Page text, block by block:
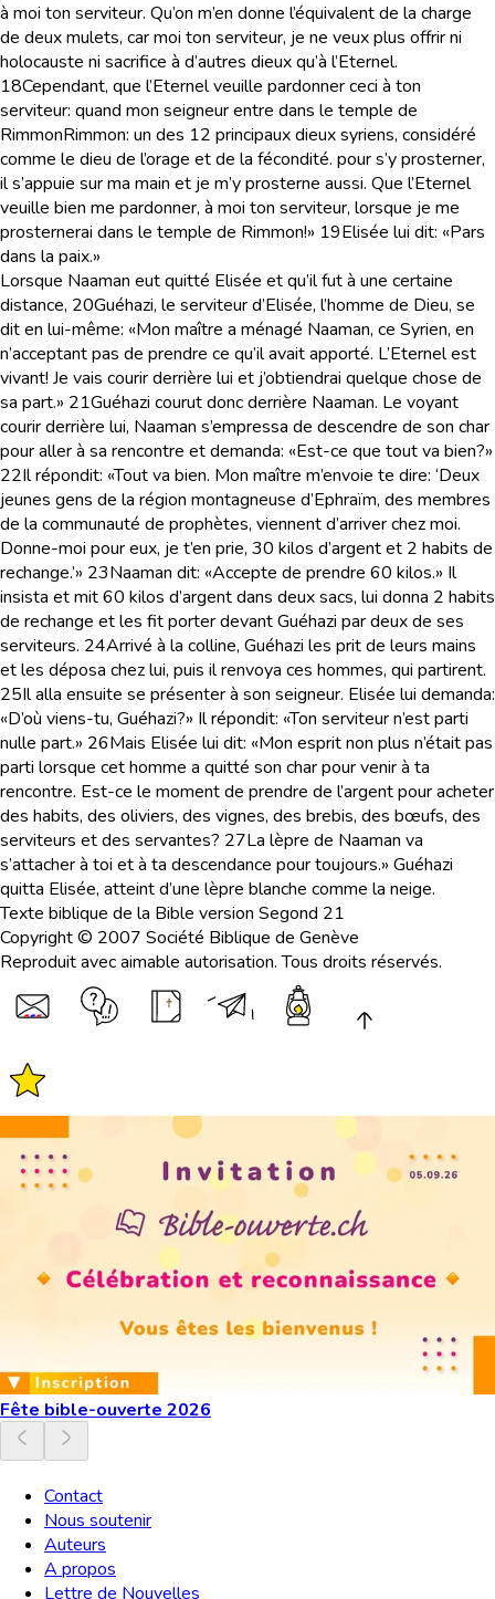
à moi ton serviteur. Qu’on m’en donne l’équivalent de la charge
de deux mulets, car moi ton serviteur, je ne veux plus offrir ni
holocauste ni sacrifice à d’autres dieux qu’à l’Eternel.
18Cependant, que l’Eternel veuille pardonner ceci à ton
serviteur: quand mon seigneur entre dans le temple de
RimmonRimmon: un des 12 principaux dieux syriens, considéré
comme le dieu de l’orage et de la fécondité. pour s’y prosterner,
il s’appuie sur ma main et je m’y prosterne aussi. Que l’Eternel
veuille bien me pardonner, à moi ton serviteur, lorsque je me
prosternerai dans le temple de Rimmon!» 19Elisée lui dit: «Pars
dans la paix.»
Lorsque Naaman eut quitté Elisée et qu’il fut à une certaine
distance, 20Guéhazi, le serviteur d’Elisée, l’homme de Dieu, se
dit en lui-même: «Mon maître a ménagé Naaman, ce Syrien, en
n’acceptant pas de prendre ce qu’il avait apporté. L’Eternel est
vivant! Je vais courir derrière lui et j’obtiendrai quelque chose de
sa part.» 21Guéhazi courut donc derrière Naaman. Le voyant
courir derrière lui, Naaman s’empressa de descendre de son char
pour aller à sa rencontre et demanda: «Est-ce que tout va bien?»
22Il répondit: «Tout va bien. Mon maître m’envoie te dire: ‘Deux
jeunes gens de la région montagneuse d’Ephraïm, des membres
de la communauté de prophètes, viennent d’arriver chez moi.
Donne-moi pour eux, je t’en prie, 30 kilos d’argent et 2 habits de
rechange.’» 23Naaman dit: «Accepte de prendre 60 kilos.» Il
insista et mit 60 kilos d’argent dans deux sacs, lui donna 2 habits
de rechange et les fit porter devant Guéhazi par deux de ses
serviteurs. 24Arrivé à la colline, Guéhazi les prit de leurs mains
et les déposa chez lui, puis il renvoya ces hommes, qui partirent.
25Il alla ensuite se présenter à son seigneur. Elisée lui demanda:
«D’où viens-tu, Guéhazi?» Il répondit: «Ton serviteur n’est parti
nulle part.» 26Mais Elisée lui dit: «Mon esprit non plus n’était pas
parti lorsque cet homme a quitté son char pour venir à ta
rencontre. Est-ce le moment de prendre de l’argent pour acheter
des habits, des oliviers, des vignes, des brebis, des bœufs, des
serviteurs et des servantes? 27La lèpre de Naaman va
s’attacher à toi et à ta descendance pour toujours.» Guéhazi
quitta Elisée, atteint d’une lèpre blanche comme la neige.
Texte biblique de la Bible version Segond 21
Copyright © 2007 Société Biblique de Genève
Reproduit avec aimable autorisation. Tous droits réservés.
Fête bible-ouverte 2026
Contact
Nous soutenir
Auteurs
A propos
Lettre de Nouvelles